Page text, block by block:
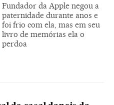
Fundador da Apple negou a
paternidade durante anos e
foi frio com ela, mas em seu
livro de memórias ela o
perdoa